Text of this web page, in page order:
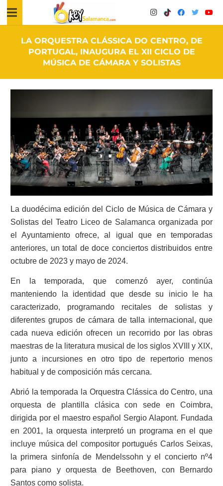
LA ORQUESTRA CLÁSSICA DO CENTRO, DE
PORTUGAL, INAUGURA EL XII CICLO DE
MÚSICA DE CÁMARA Y SOLISTAS
La duodécima edición del Ciclo de Música de Cámara y
Solistas del Teatro Liceo de Salamanca organizada por
el Ayuntamiento ofrece, al igual que en temporadas
anteriores, un total de doce conciertos distribuidos entre
octubre de 2023 y mayo de 2024.
En la temporada, que comenzó ayer, continúa
manteniendo la identidad que desde su inicio le ha
caracterizado, programando recitales de solistas y
diferentes grupos de cámara de talla internacional, que
cada nueva edición ofrecen un recorrido por las obras
maestras de la literatura musical de los siglos XVIII y XIX,
junto a incursiones en otro tipo de repertorio menos
habitual y de composición más cercana.
Abrió la temporada la Orquestra Clássica do Centro, una
orquesta de plantilla clásica con sede en Coimbra,
dirigida por el maestro español Sergio Alapont. Fundada
en 2001, la orquesta interpretó un programa en el que
incluye música del compositor portugués Carlos Seixas,
la primera sinfonía de Mendelssohn y el concierto nº4
para piano y orquesta de Beethoven, con Bernardo
Santos como solista.